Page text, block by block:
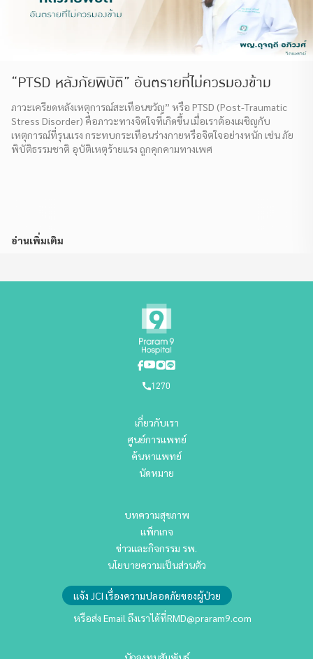
“PTSD หลังภัยพิบัติ” อันตรายที่ไม่ควรมองข้าม
ภาวะเครียดหลังเหตุการณ์สะเทือนขวัญ” หรือ PTSD (Post-Traumatic
Stress Disorder) คือภาวะทางจิตใจที่เกิดขึ้น เมื่อเราต้องเผชิญกับ
เหตุการณ์ที่รุนแรง กระทบกระเทือนร่างกายหรือจิตใจอย่างหนัก เช่น ภัย
พิบัติธรรมชาติ อุบัติเหตุร้ายแรง ถูกคุกคามทางเพศ
อ่านเพิ่มเติม
1270
เกี่ยวกับเรา
ศูนย์การแพทย์
ค้นหาแพทย์
นัดหมาย
บทความสุขภาพ
แพ็กเกจ
ข่าวและกิจกรรม รพ.
นโยบายความเป็นส่วนตัว
แจ้ง JCI เรื่องความปลอดภัยของผู้ป่วย
หรือส่ง Email ถึงเราได้ที่RMD@praram9.com